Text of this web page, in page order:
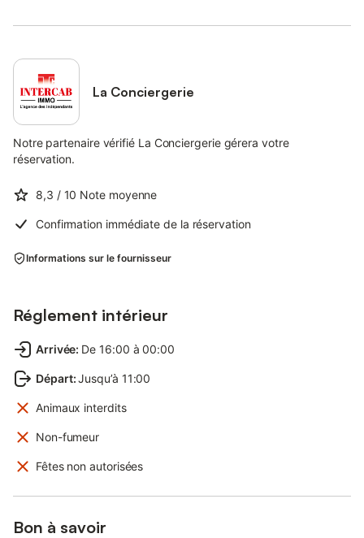
La Conciergerie
Notre partenaire vérifié La Conciergerie gérera votre
réservation.
8,3 / 10 Note moyenne
Confirmation immédiate de la réservation
Informations sur le fournisseur
Réglement intérieur
Arrivée: De 16:00 à 00:00
Départ:Jusqu’à 11:00
Animaux interdits
Non-fumeur
Fêtes non autorisées
Bon à savoir